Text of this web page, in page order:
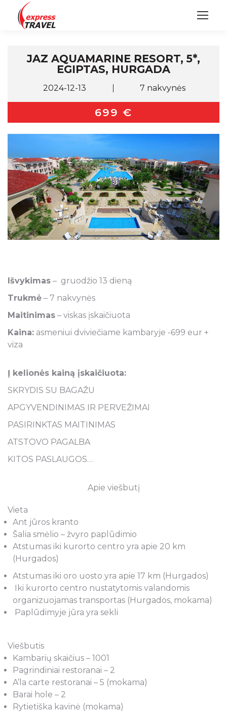
JAZ AQUAMARINE RESORT, 5*,
EGIPTAS, HURGADA
2024-12-13 7 nakvynės
699 €
Išvykimas – gruodžio 13 dieną
Trukmė – 7 nakvynės
Maitinimas – viskas įskaičiuota
Kaina: asmeniui dviviečiame kambaryje -699 eur +
viza
Į kelionės kainą įskaičiuota:
SKRYDIS SU BAGAŽU
APGYVENDINIMAS IR PERVEŽIMAI
PASIRINKTAS MAITINIMAS
ATSTOVO PAGALBA
KITOS PASLAUGOS…
Apie viešbutį
Vieta
Ant jūros kranto
Šalia smėlio – žvyro paplūdimio
Atstumas iki kurorto centro yra apie 20 km
(Hurgados)
Atstumas iki oro uosto yra apie 17 km (Hurgados)
Iki kurorto centro nustatytomis valandomis
organizuojamas transportas (Hurgados, mokama)
Paplūdimyje jūra yra sekli
Viešbutis
Kambarių skaičius – 1001
Pagrindiniai restoranai – 2
A’la carte restoranai – 5 (mokama)
Barai hole – 2
Rytietiška kavinė (mokama)